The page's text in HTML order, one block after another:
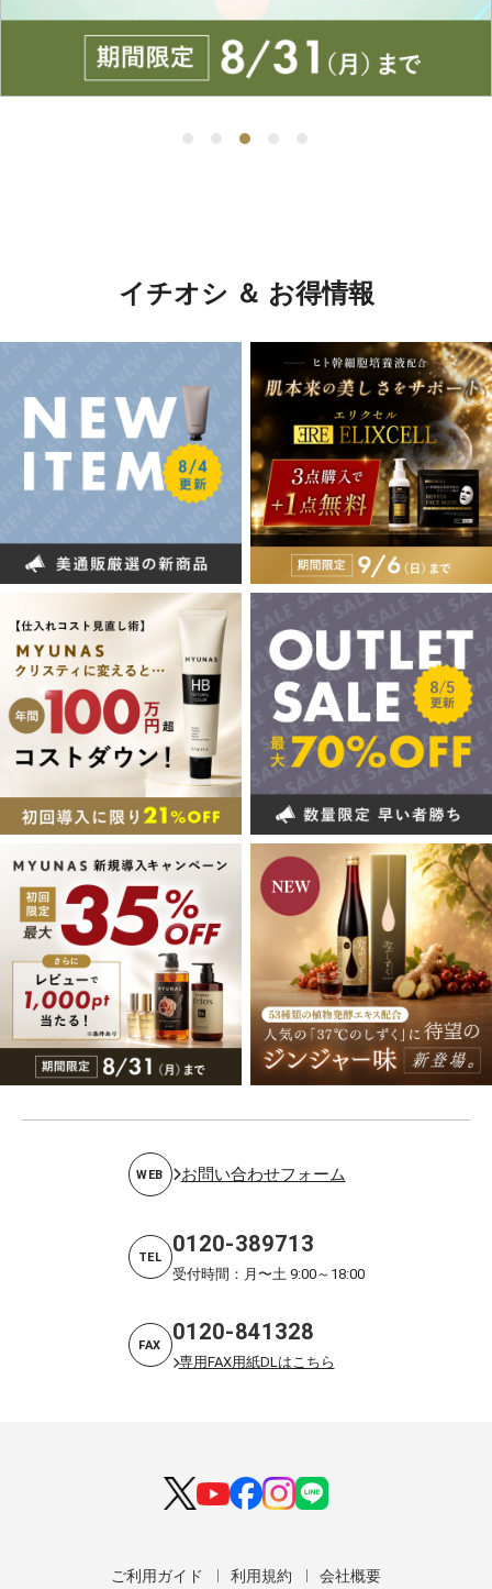
イチオシ ＆ お得情報
WEB お問い合わせフォーム
TEL 0120-389713
受付時間：月〜土 9:00～18:00
FAX 0120-841328
専用FAX用紙DLはこちら
ご利用ガイド 利用規約 会社概要